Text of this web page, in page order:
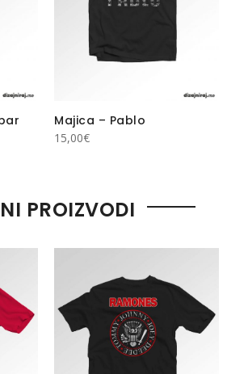
Majica – Pablo
15,00€
PROIZVODI